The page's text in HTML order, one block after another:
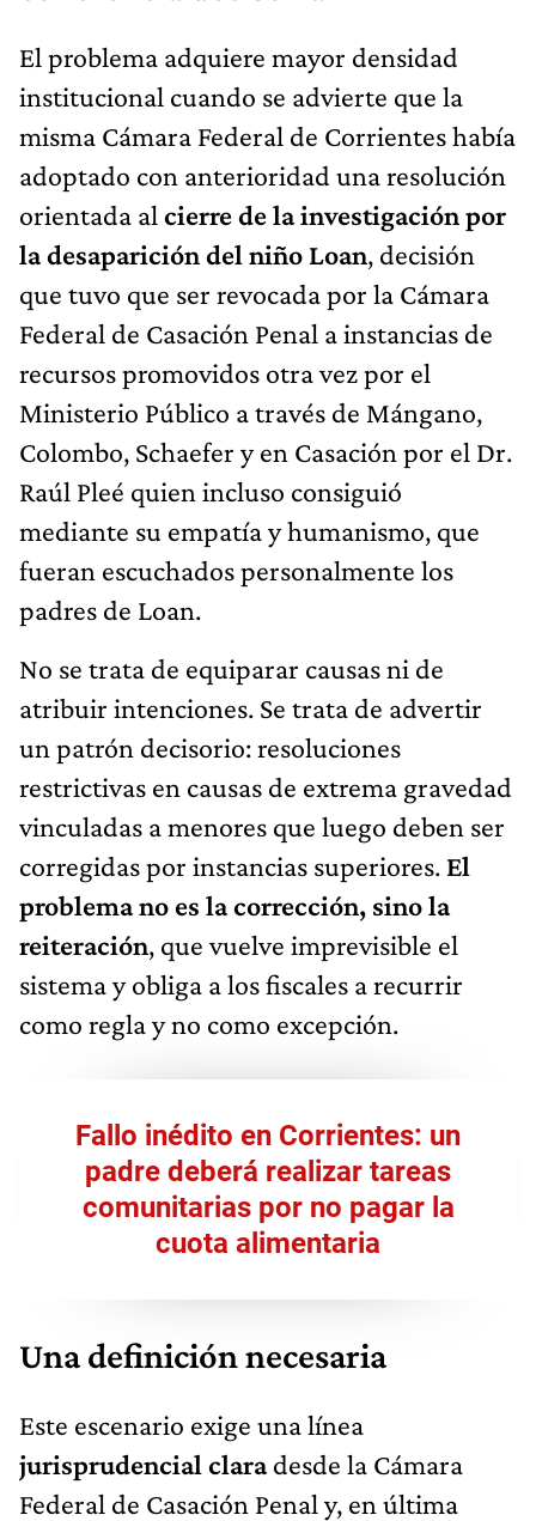
El problema adquiere mayor densidad
institucional cuando se advierte que la
misma Cámara Federal de Corrientes había
adoptado con anterioridad una resolución
orientada al cierre de la investigación por
la desaparición del niño Loan, decisión
que tuvo que ser revocada por la Cámara
Federal de Casación Penal a instancias de
recursos promovidos otra vez por el
Ministerio Público a través de Mángano,
Colombo, Schaefer y en Casación por el Dr.
Raúl Pleé quien incluso consiguió
mediante su empatía y humanismo, que
fueran escuchados personalmente los
padres de Loan.
No se trata de equiparar causas ni de
atribuir intenciones. Se trata de advertir
un patrón decisorio: resoluciones
restrictivas en causas de extrema gravedad
vinculadas a menores que luego deben ser
corregidas por instancias superiores. El
problema no es la corrección, sino la
reiteración, que vuelve imprevisible el
sistema y obliga a los fiscales a recurrir
como regla y no como excepción.
Fallo inédito en Corrientes: un
padre deberá realizar tareas
comunitarias por no pagar la
cuota alimentaria
Una definición necesaria
Este escenario exige una línea
jurisprudencial claradesde la Cámara
Federal de Casación Penal y, en última